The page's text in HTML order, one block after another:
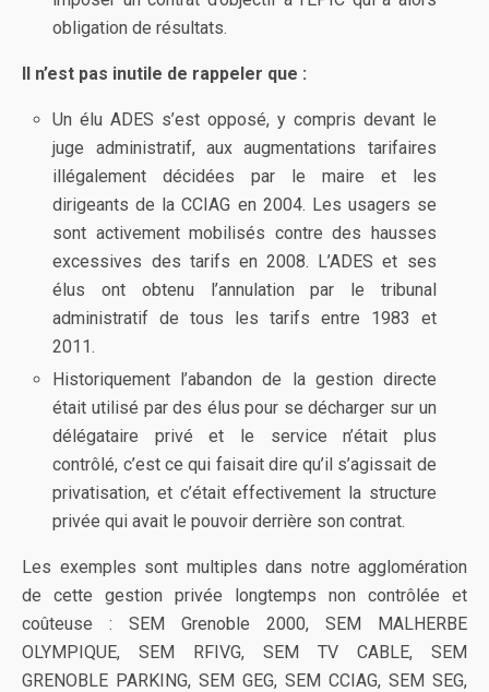
obligation de résultats.
Il n’est pas inutile de rappeler que :
Un élu ADES s’est opposé, y compris devant le
juge administratif, aux augmentations tarifaires
illégalement décidées par le maire et les
dirigeants de la CCIAG en 2004. Les usagers se
sont activement mobilisés contre des hausses
excessives des tarifs en 2008. L’ADES et ses
élus ont obtenu l’annulation par le tribunal
administratif de tous les tarifs entre 1983 et
2011.
Historiquement l’abandon de la gestion directe
était utilisé par des élus pour se décharger sur un
délégataire privé et le service n’était plus
contrôlé, c’est ce qui faisait dire qu’il s’agissait de
privatisation, et c’était effectivement la structure
privée qui avait le pouvoir derrière son contrat.
Les exemples sont multiples dans notre agglomération
de cette gestion privée longtemps non contrôlée et
coûteuse : SEM Grenoble 2000, SEM MALHERBE
OLYMPIQUE, SEM RFIVG, SEM TV CABLE, SEM
GRENOBLE PARKING, SEM GEG, SEM CCIAG, SEM SEG,